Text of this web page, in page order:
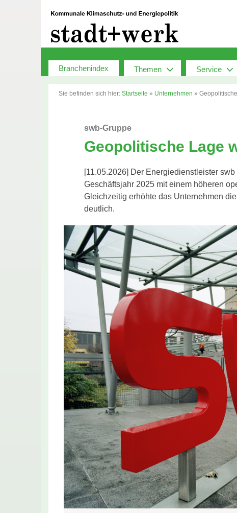
Branchenindex Themen Service
Sie befinden sich hier: Startseite » Unternehmen »
swb-Gruppe
Geopolitische Lage
[11.05.2026] Der Energiedienstleister
Geschäftsjahr 2025 mit einem höheren
Gleichzeitig erhöhte das Unternehmen
deutlich.